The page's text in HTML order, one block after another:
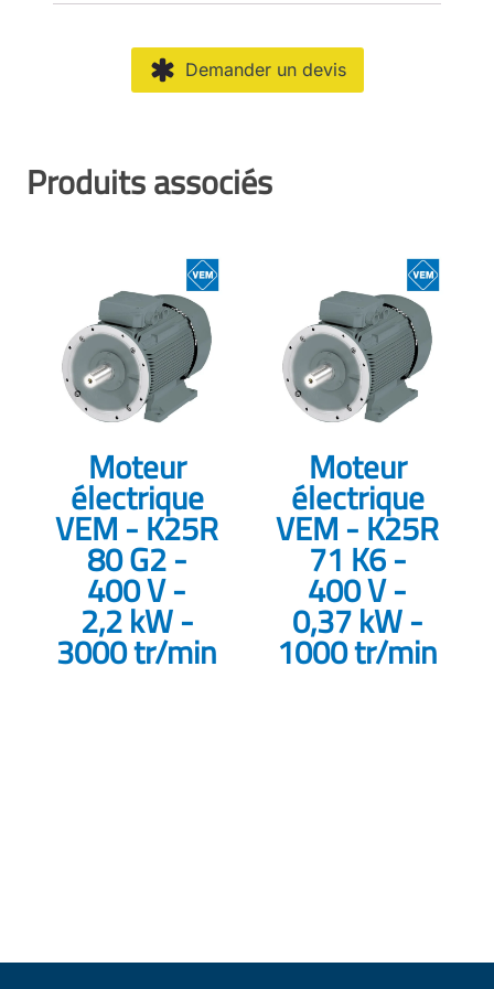
Demander un devis
Produits associés
Moteur
électrique
VEM - K25R
80 G2 -
400 V -
2,2 kW -
3000 tr/min
Moteur
électrique
VEM - K25R
71 K6 -
400 V -
0,37 kW -
1000 tr/min